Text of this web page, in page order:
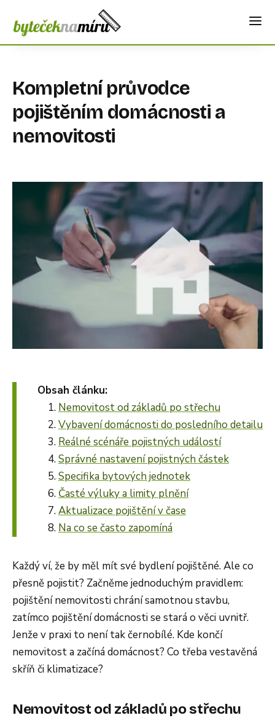
Kompletní průvodce
pojištěním domácnosti a
nemovitosti
Obsah článku:
Nemovitost od základů po střechu
Vybavení domácnosti do posledního detailu
Reálné scénáře pojistných událostí
Správné nastavení pojistných částek
Specifika bytových jednotek
Časté výluky a limity plnění
Aktualizace pojištění v čase
Na co se často zapomíná
Každý ví, že by měl mít své bydlení pojištěné. Ale co
přesně pojistit? Začněme jednoduchým pravidlem:
pojištění nemovitosti chrání samotnou stavbu,
zatímco pojištění domácnosti se stará o věci uvnitř.
Jenže v praxi to není tak černobílé. Kde končí
nemovitost a začíná domácnost? Co třeba vestavěná
skříň či klimatizace?
Nemovitost od základů po střechu